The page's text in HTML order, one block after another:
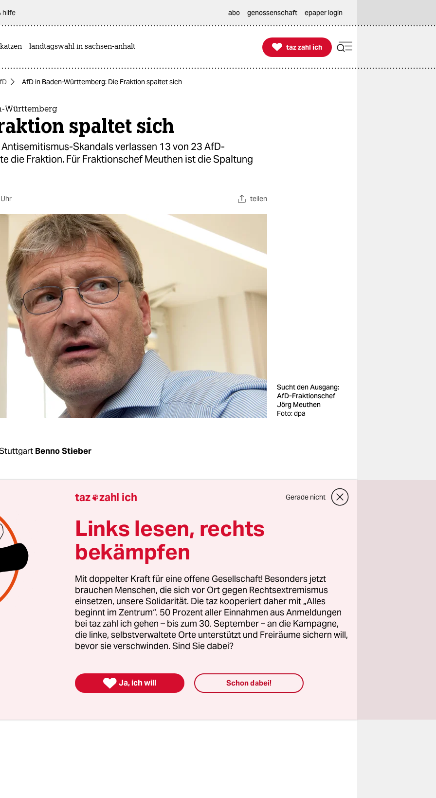
hilfe abo genossenschaft epaper login
katzen landtagswahl in sachsen-anhalt 
taz zahl ich
taz zahl ich
AfD in Baden-Württemberg: Die Fraktion spaltet sich
Württemberg
spaltet sich
Skandals verlassen 13 von 23 AfD-
die Fraktion. Für Fraktionschef Meuthen ist die Spaltung
teilen
Sucht den Ausgang:
AfD-Fraktionschef
Jörg Meuthen
Foto: dpa
Benno Stieber
ist der Showdown da. Um 16 Uhr tritt Jörg
Stuttgarter Landtag vor die Kameras, in einer eilig
Pressekonferenz. Er werde die AfD-Fraktion verlassen,
mit zwölf weiteren Abgeordnete, erklärte der Noch-
„Ich glaube, unsere Wählerschaft findet das
und richtig.“
Meuthen ein gehöriges Chaos in der AfD. Grund für
zwei Monate nach der ersten Sitzung des Landtags, ist der
Streit über den Umgang mit den antisemitischen Schriften
Wolfgang Gedeon, der sich etwa auf die „Protokolle
von Zion“ beruft. Meuthen hatte Gedeons Ausschluss
Die nötige Zweidrittelmehrheit hatte er jedoch
Probeabstimmungen nicht erhalten.
taz zahl ich Gerade nicht
Links lesen, rechts
bekämpfen
Mit doppelter Kraft für eine offene Gesellschaft! Besonders jetzt
brauchen Menschen, die sich vor Ort gegen Rechtsextremismus
einsetzen, unsere Solidarität. Die taz kooperiert daher mit „Alles
beginnt im Zentrum“. 50 Prozent aller Einnahmen aus Anmeldungen
bei taz zahl ich gehen – bis zum 30. September – an die Kampagne,
die linke, selbstverwaltete Orte unterstützt und Freiräume sichern will,
bevor sie verschwinden. Sind Sie dabei?
 Ja, ich will Schon dabei!